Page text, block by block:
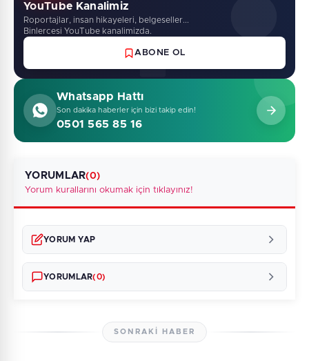
YouTube Kanalimiz
Roportajlar, insan hikayeleri, belgeseller...
Binlercesi YouTube kanalimizda.
ABONE OL
Whatsapp Hattı
Son dakika haberler için bizi takip edin!
0501 565 85 16
YORUMLAR(0)
Yorum kurallarını okumak için tıklayınız!
YORUM YAP
YORUMLAR(0)
SONRAKI HABER